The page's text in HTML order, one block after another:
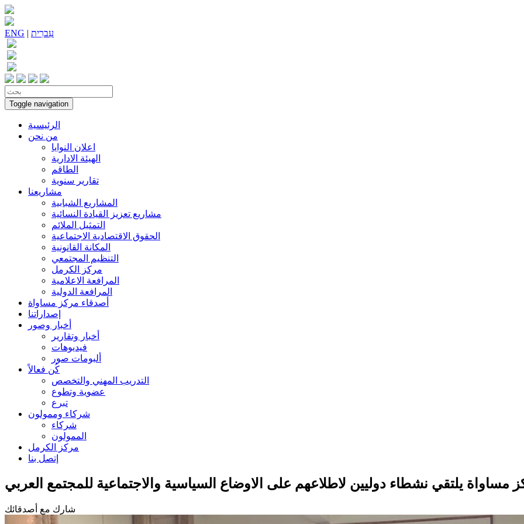
ENG | עִברִית
Toggle navigation
الرئيسية
من نحن
اعلان النوايا
الهيئة الادارية
الطاقم
تقارير سنوية
مشاريعنا
المشاريع الشبابية
مشاريع تعزيز القيادة النسائية
التمثيل الملائم
الحقوق الاقتصادية الاجتماعية
المكانة القانونية
التنظيم المجتمعي
مركز الكرمل
المرافعة الاعلامية
المرافعة الدولية
أصدقاء مركز مساواة
إصداراتنا
أخبار وصور
أخبار وتقارير
فيديوهات
ألبومات صور
كُن فعالاً
التدريب المهني والتخصص
عضوية وتطوع
تبرع
شركاء وممولون
شركاء
الممولون
مركز الكرمل
إتصل بنا
مساواة يلتقي نشطاء دوليين لاطلاعهم على الاوضاع السياسية والاجتماعية للمجتمع العربي
شارك مع أصدقائك